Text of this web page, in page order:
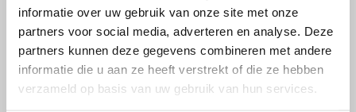
informatie over uw gebruik van onze site met onze
partners voor social media, adverteren en analyse. Deze
partners kunnen deze gegevens combineren met andere
informatie die u aan ze heeft verstrekt of die ze hebben
verzameld op basis van uw gebruik van hun services.